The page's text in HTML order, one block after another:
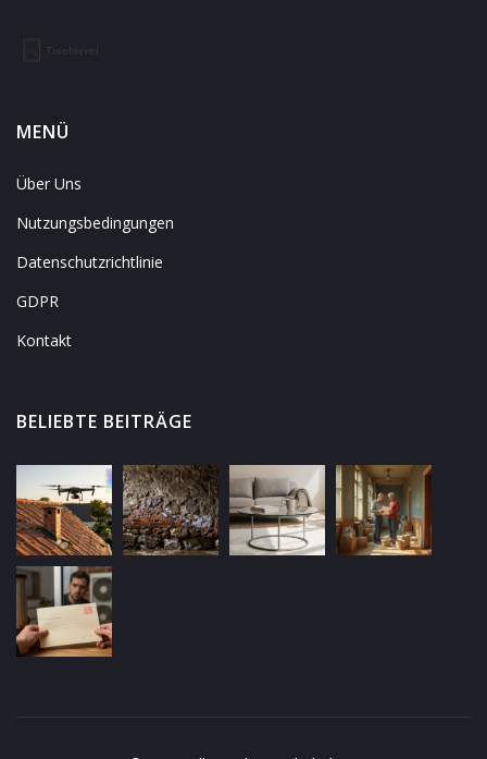
MENÜ
Über Uns
Nutzungsbedingungen
Datenschutzrichtlinie
GDPR
Kontakt
BELIEBTE BEITRÄGE